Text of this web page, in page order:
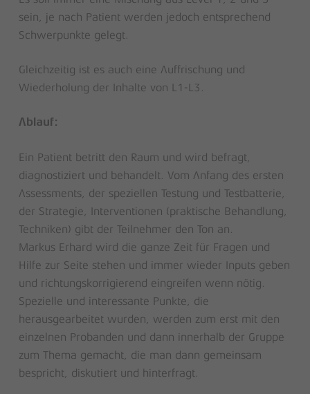
sein, je nach Patient werden jedoch entsprechend
Schwerpunkte gelegt.
Gleichzeitig ist es auch eine Auffrischung und
Wiederholung der Inhalte von L1-L3.
Ablauf:
Ein Patient betritt den Raum und wird befragt,
diagnostiziert und behandelt. Vom Anfang des ersten
Assessments, der speziellen Testung und Testbatterie,
der Strategie, Interventionen (praktische Behandlung,
Techniken) gibt der Teilnehmer den Ton an.
Markus Erhard wird die ganze Zeit für Fragen und
Hilfe zur Seite stehen und immer wieder Inputs geben
und richtungskorrigierend eingreifen wenn nötig.
Spezielle und interessante Punkte, die
herausgearbeitet wurden, werden zum erst mit den
einzelnen Probanden und dann innerhalb der Gruppe
zum Thema gemacht, die man dann gemeinsam
bespricht, diskutiert und hinterfragt.